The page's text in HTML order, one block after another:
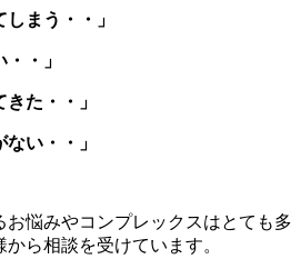
しまう・・」
・」
きた・・」
い・・」
お悩みやコンプレックスはとても多
ら相談を受けています。